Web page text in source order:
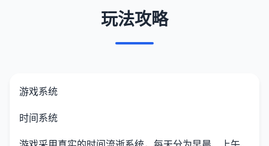
玩法攻略
游戏系统
时间系统